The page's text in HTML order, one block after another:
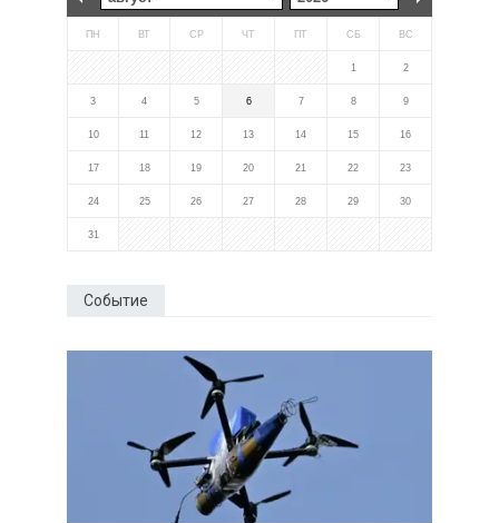
ПН ВТ СР ЧТ ПТ СБ ВС
1 2
3 4 5 6 7 8 9
10 11 12 13 14 15 16
17 18 19 20 21 22 23
24 25 26 27 28 29 30
31
Событие